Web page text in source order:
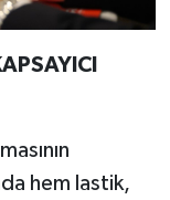
hem lastik,